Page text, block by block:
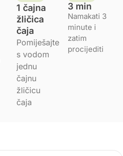
1 čajna
žličica
čaja
Pomiješajte
s vodom
jednu
čajnu
žličicu
čaja
3 min
Namakati 3
minute i
zatim
procijediti